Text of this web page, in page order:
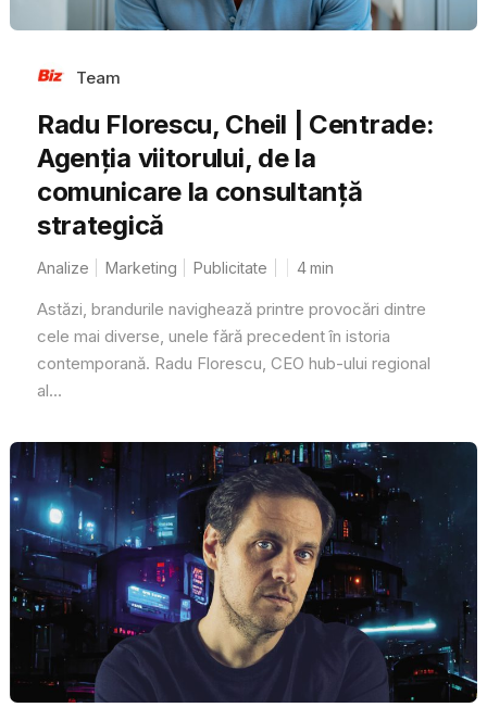
Team
Radu Florescu, Cheil | Centrade:
Agenția viitorului, de la
comunicare la consultanță
strategică
Analize Marketing Publicitate 4min
Astăzi, brandurile navighează printre provocări dintre
cele mai diverse, unele fără precedent în istoria
contemporană. Radu Florescu, CEO hub-ului regional
al...